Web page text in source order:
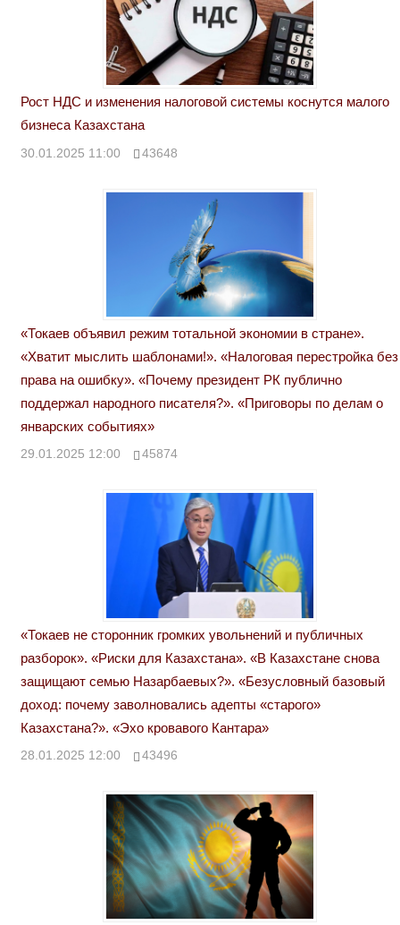
Рост НДС и изменения налоговой системы коснутся малого
бизнеса Казахстана
30.01.2025 11:00 43648
«Токаев объявил режим тотальной экономии в стране».
«Хватит мыслить шаблонами!». «Налоговая перестройка без
права на ошибку». «Почему президент РК публично
поддержал народного писателя?». «Приговоры по делам о
январских событиях»
29.01.2025 12:00 45874
«Токаев не сторонник громких увольнений и публичных
разборок». «Риски для Казахстана». «В Казахстане снова
защищают семью Назарбаевых?». «Безусловный базовый
доход: почему заволновались адепты «старого»
Казахстана?». «Эхо кровавого Кантара»
28.01.2025 12:00 43496